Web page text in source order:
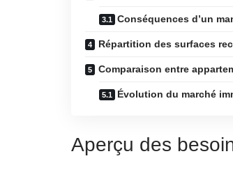
Conséquences d’un
Répartition des surfaces
Comparaison entre
Évolution du marché
Aperçu des